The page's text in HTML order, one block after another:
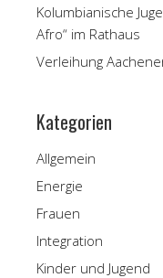
Kolumbianische
Afro“ im Rathaus
Verleihung
Kategorien
Allgemein
Energie
Frauen
Integration
Kinder und Jugend